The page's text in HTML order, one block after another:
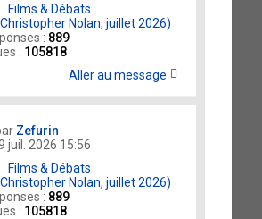
Films & Débats
Nolan, juillet 2026)
: 889
: 105818
Aller au message
Zefurin
juil. 2026 15:56
Films & Débats
Nolan, juillet 2026)
: 889
: 105818